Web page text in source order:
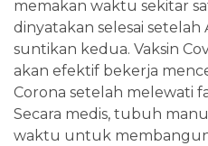
memakan waktu sekitar
dinyatakan selesai
suntikan kedua. Vaksin
akan efektif bekerja
Corona setelah melewati
Secara medis, tubuh
waktu untuk